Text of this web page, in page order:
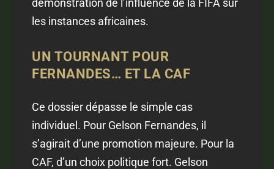
démonstration de l’influence de la FIFA sur
les instances africaines.
UN TOURNANT POUR
FERNANDES… ET LA CAF
Ce dossier dépasse le simple cas
individuel. Pour Gelson Fernandes, il
s’agirait d’une promotion majeure. Pour la
CAF, d’un choix politique fort. Gelson